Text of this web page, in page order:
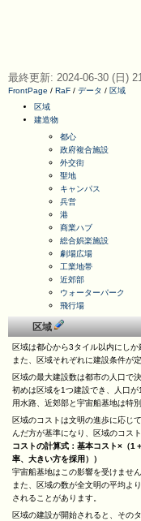
最終更新: 2024-06-30 (日)
FrontPage / RaF / データ / 区域
区域
建造物
都心
政府複合施設
外交街
聖地
キャンパス
兵営
港
商業ハブ
総合娯楽施設
劇場広場
工業地帯
近郊部
ウォーターパーク
飛行場
区域
区域は都心から3タイル以内にしか
また、区域それぞれに建設条件が
区域の最大建設数は都市の人口で決
初めは区域を1つ建設でき、人口
用水路、近郊部と宇宙船基地は特
区域のコストは文明の進歩に応じ
んだ方が基準になり、区域のコスト
コストの計算式：基本コスト×（1
率、大きい方を採用））
宇宙船基地はこの影響を受けません
また、区域の数が全文明の平均よ
されることがあります。
区域の建設が開始されると、その